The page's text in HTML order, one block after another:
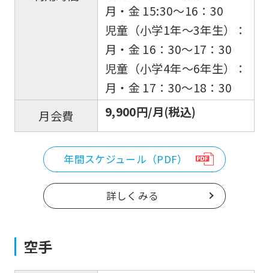
月・金 15:30〜16：30
児童（小学1年〜3年生）：
月・金 16：30〜17：30
児童（小学4年〜6年生）：
月・金 17：30〜18：30
月会費
9,900円/月(税込)
年間スケジュール（PDF）
詳しくみる
空手